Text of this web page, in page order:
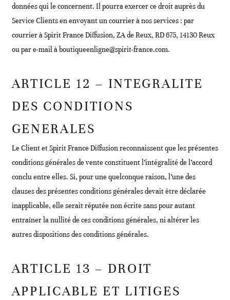
données qui le concernent. Il pourra exercer ce droit auprès du
Service Clients en envoyant un courrier à nos services : par
courrier à Spirit France Diffusion, ZA de Reux, RD 675, 14130 Reux
ou par e-mail à boutiqueenligne@spirit-france.com.
ARTICLE 12 – INTEGRALITE
DES CONDITIONS
GENERALES
Le Client et Spirit France Diffusion reconnaissent que les présentes
conditions générales de vente constituent l’intégralité de l’accord
conclu entre elles. Si, pour une quelconque raison, l’une des
clauses des présentes conditions générales devait être déclarée
inapplicable, elle serait réputée non écrite sans pour autant
entraîner la nullité de ces conditions générales, ni altérer les
autres dispositions des conditions générales.
ARTICLE 13 – DROIT
APPLICABLE ET LITIGES